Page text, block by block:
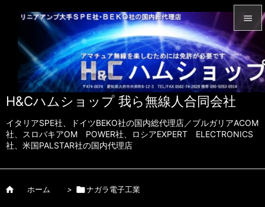
H&Cハムショップ 我ら無線人合同会社
イタリアSPE社、ドイツBEKO社の国内総代理店／ブルガリアACOM
社、スロバキアOM POWER社、ロシアEXPERT ELECTRONICS
社、米国PALSTAR社の国内代理店


メニュ

サイド

 ホーム > ナガラ電子工業